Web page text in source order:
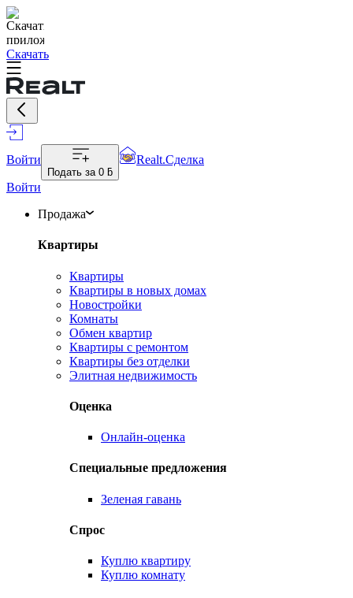
Скачать
Войти
Подать за 0 ƃ
Realt.Сделка
Войти
Продажа
Квартиры
Квартиры
Квартиры в новых домах
Новостройки
Комнаты
Обмен квартир
Квартиры с ремонтом
Квартиры без отделки
Элитная недвижимость
Оценка
Онлайн-оценка
Специальные предложения
Зеленая гавань
Спрос
Куплю квартиру
Куплю комнату